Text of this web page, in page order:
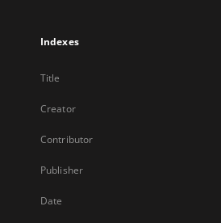
Indexes
Title
Creator
Contributor
Publisher
Date